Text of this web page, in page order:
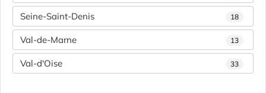
Seine-Saint-Denis 18
Val-de-Marne 13
Val-d'Oise 33